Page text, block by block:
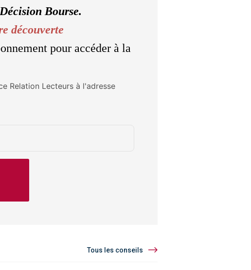
Décision Bourse.
découverte
pour accéder à la
Relation Lecteurs à l'adresse
Tous les conseils